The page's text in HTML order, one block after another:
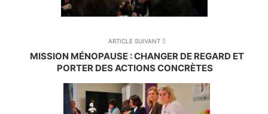
ARTICLE SUIVANT
MISSION MÉNOPAUSE : CHANGER DE REGARD ET
PORTER DES ACTIONS CONCRÈTES